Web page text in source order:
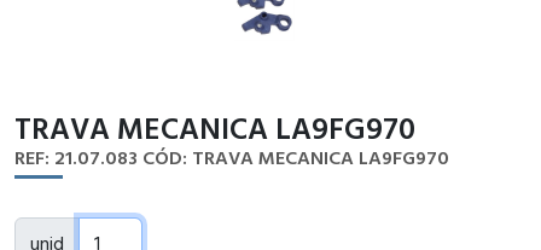
TRAVA MECANICA LA9FG970
REF: 21.07.083 CÓD: TRAVA MECANICA LA9FG970
unid